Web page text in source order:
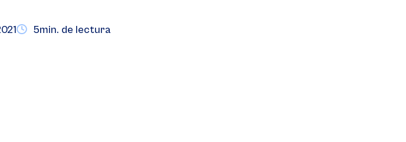
5min. de lectura